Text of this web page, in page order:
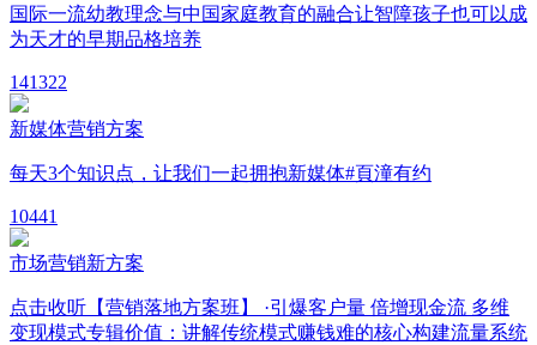
国际一流幼教理念与中国家庭教育的融合让智障孩子也可以成
为天才的早期品格培养
141322
新媒体营销方案
每天3个知识点，让我们一起拥抱新媒体#頁潼有约
10441
市场营销新方案
点击收听【营销落地方案班】 ·引爆客户量 倍增现金流 多维
变现模式专辑价值：讲解传统模式赚钱难的核心构建流量系统